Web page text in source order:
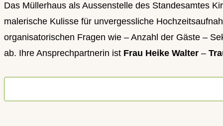
Das Müllerhaus als Aussenstelle des Standesamtes
malerische Kulisse für unvergessliche
organisatorischen Fragen wie – Anzahl der Gäste –
ab. Ihre Ansprechpartnerin ist Frau Heike Walter –